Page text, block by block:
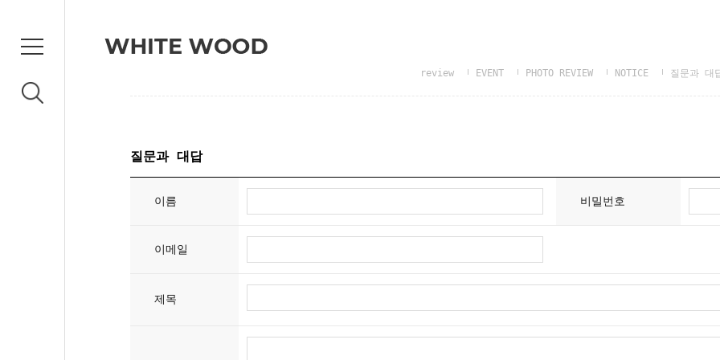
review EVENT PHOTO REVIEW NOTICE 질문과 대
질문과 대답
이름 비밀번호
이메일
제목